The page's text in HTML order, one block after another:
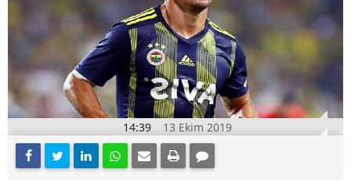
14:39 13 Ekim 2019